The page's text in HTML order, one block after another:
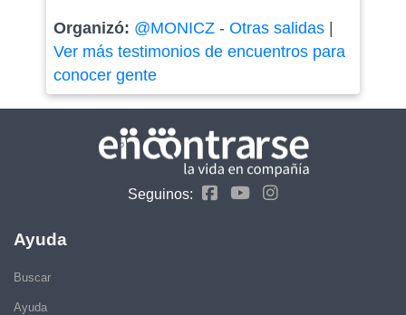
Organizó: @MONICZ- Otras salidas|
Ver más testimonios de encuentros para
conocer gente
Seguinos:
Ayuda
Buscar
Ayuda